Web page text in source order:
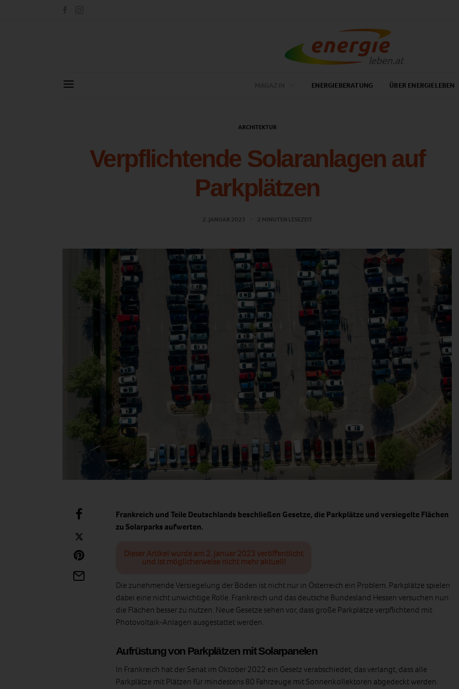
ENERGIEBERATUNG ÜBER ENERGIELEBEN
ARCHITEKTUR
Verpflichtende Solaranlagen auf
Parkplätzen
2. JANUAR 2023 2 MINUTEN LESEZEIT
Frankreich und Teile Deutschlands beschließen Gesetze, die Parkplätze und versiegelte Flächen
zu Solarparks aufwerten.
Dieser Artikel wurde am 2. Januar 2023 veröffentlicht
und ist möglicherweise nicht mehr aktuell!
Die zunehmende Versiegelung der Böden ist nicht nur in Österreich ein Problem. Parkplätze spielen
dabei eine nicht unwichtige Rolle. Frankreich und das deutsche Bundesland Hessen versuchen nun
die Flächen besser zu nutzen. Neue Gesetze sehen vor, dass große Parkplätze verpflichtend mit
Photovoltaik-Anlagen ausgestattet werden.
Aufrüstung von Parkplätzen mit Solarpanelen
In Frankreich hat der Senat im Oktober 2022 ein Gesetz verabschiedet, das verlangt, dass alle
Parkplätze mit Plätzen für mindestens 80 Fahrzeuge mit Sonnenkollektoren abgedeckt werden.